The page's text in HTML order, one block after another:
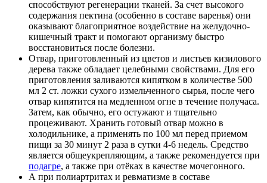
способствуют регенерации тканей. За счет высокого
содержания пектина (особенно в составе варенья) они
оказывают благоприятное воздействие на желудочно-
кишечный тракт и помогают организму быстро
восстановиться после болезни.
Отвар, приготовленный из цветов и листьев кизилового
дерева также обладает целебными свойствами. Для его
приготовления заливаются кипятком в количестве 500
мл 2 ст. ложки сухого измельченного сырья, после чего
отвар кипятится на медленном огне в течение получаса.
Затем, как обычно, его остужают и тщательно
процеживают. Хранить готовый отвар можно в
холодильнике, а применять по 100 мл перед приемом
пищи за 30 минут 2 раза в сутки 4-6 недель. Средство
является общеукрепляющим, а также рекомендуется при
подагре, а также при отёках в качестве мочегонного.
А при полиартритах и ревматизме в составе